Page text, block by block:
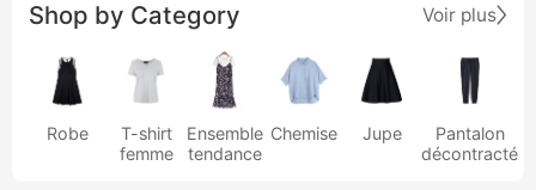
Shop by Category Voir plus
Robe
T-shirt
femme
Ensemble
tendance
Chemise Jupe
Pantalon
décontracté